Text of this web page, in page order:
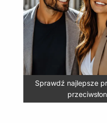
akcentem
Okulary
7,99zł (
DODAJ
Sprawdź najlepsze